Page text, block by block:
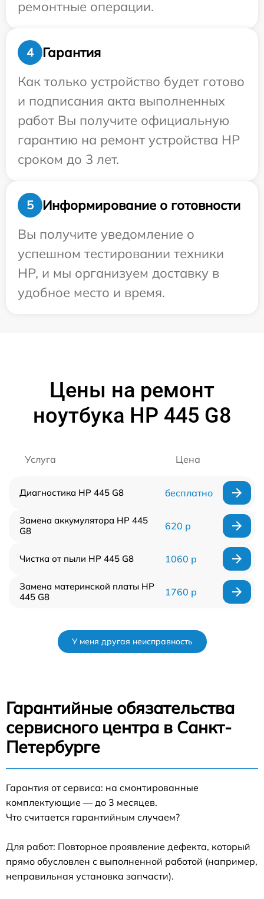
ремонтные операции.
4
Гарантия
Как только устройство будет готово
и подписания акта выполненных
работ Вы получите официальную
гарантию на ремонт устройства HP
сроком до 3 лет.
5
Информирование о готовности
Вы получите уведомление о
успешном тестировании техники
HP, и мы организуем доставку в
удобное место и время.
Цены на ремонт
ноутбука HP 445 G8
Услуга Цена
Диагностика HP 445 G8 бесплатно
Замена аккумулятора HP 445
G8
620 р
Чистка от пыли HP 445 G8 1060 р
Замена материнской платы HP
445 G8
1760 р
У меня другая неисправность
Гарантийные обязательства
сервисного центра в Санкт-
Петербурге
Гарантия от сервиса: на смонтированные
комплектующие — до 3 месяцев.
Что считается гарантийным случаем?
Для работ: Повторное проявление дефекта, который
прямо обусловлен с выполненной работой (например,
неправильная установка запчасти).